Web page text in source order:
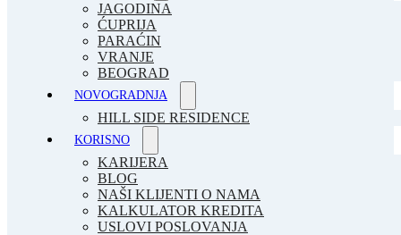
JAGODINA
ĆUPRIJA
PARAĆIN
VRANJE
BEOGRAD
NOVOGRADNJA
HILL SIDE RESIDENCE
KORISNO
KARIJERA
BLOG
NAŠI KLIJENTI O NAMA
KALKULATOR KREDITA
USLOVI POSLOVANJA